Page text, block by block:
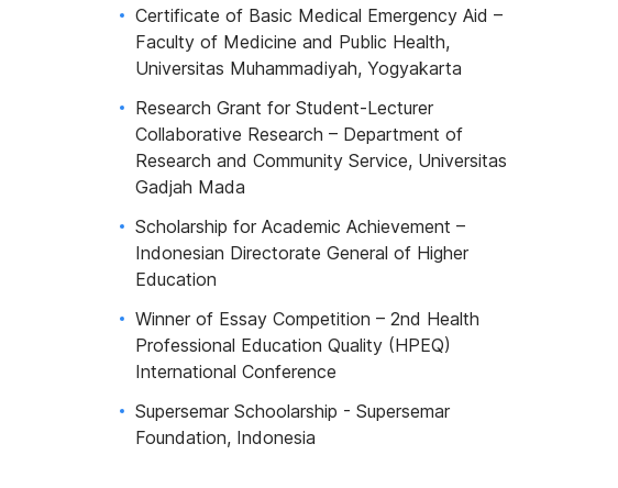
Certificate of Basic Medical Emergency Aid –
Faculty of Medicine and Public Health,
Universitas Muhammadiyah, Yogyakarta
Research Grant for Student-Lecturer
Collaborative Research – Department of
Research and Community Service, Universitas
Gadjah Mada
Scholarship for Academic Achievement –
Indonesian Directorate General of Higher
Education
Winner of Essay Competition – 2nd Health
Professional Education Quality (HPEQ)
International Conference
Supersemar Schoolarship - Supersemar
Foundation, Indonesia